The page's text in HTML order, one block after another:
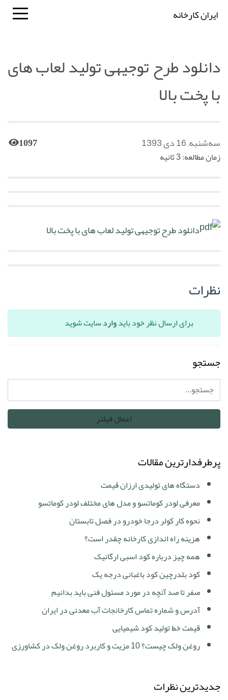
ایران کارخانه
دانلود طرح توجیهی تولید لعاب های
با پخت بالا
سه‌شنبه, 16 دی 1393 1097
زمان مطالعه: 3 ثانیه
دانلود طرح توجیهی تولید لعاب های با پخت بالا
نظرات
برای ارسال نظر خود بایدواردسایت شوید
جستجو
پرطرفدارترین مقالات
دستگاه های تولیدی ارزان قیمت
معرفی لودر کوماتسو و مدل های مختلف لودر کوماتسو
نحوه کار کولر درجا خودرو در فصل تابستان
هزینه راه اندازی کارخانه چقدر است؟
همه چیز درباره کود اسبی ارگانیک
کود بلدرچین کود باغبانی درجه یک
صفر تا صد آنچه در مورد مسئول فنی باید بدانیم
آدرس و شماره تماس کارخانجات آب معدنی در ایران
قیمت خط تولید کود شیمیایی
روغن ولک چیست؟ 10 مزیت و کاربرد روغن ولک در کشاورزی
جدیدترین نظرات